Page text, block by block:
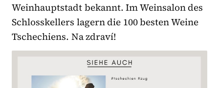
Weinhauptstadt bekannt. Im Weinsalon des
Schlosskellers lagern die 100 besten Weine
Tschechiens. Na zdraví!